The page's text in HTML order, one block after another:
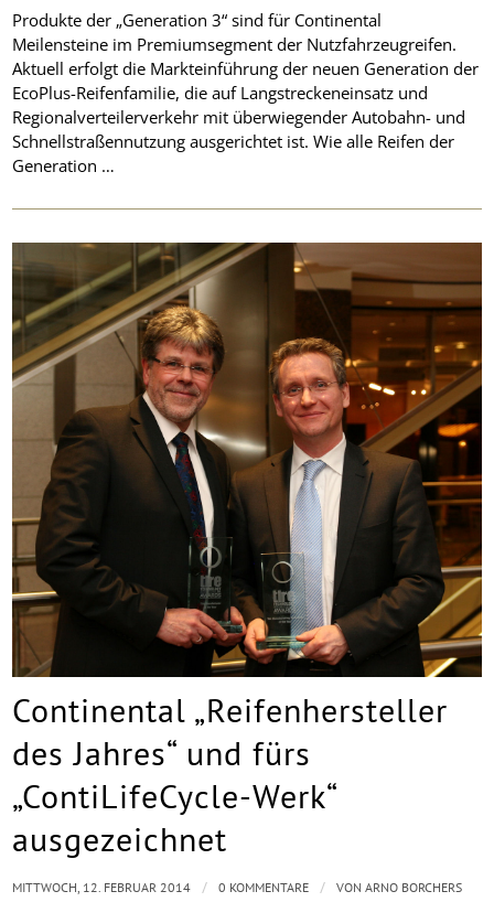
Produkte der „Generation 3“ sind für Continental
Meilensteine im Premiumsegment der Nutzfahrzeugreifen.
Aktuell erfolgt die Markteinführung der neuen Generation der
EcoPlus-Reifenfamilie, die auf Langstreckeneinsatz und
Regionalverteilerverkehr mit überwiegender Autobahn- und
Schnellstraßennutzung ausgerichtet ist. Wie alle Reifen der
Generation …
Continental „Reifenhersteller
des Jahres“ und fürs
„ContiLifeCycle-Werk“
ausgezeichnet
MITTWOCH, 12. FEBRUAR 2014 / 0 KOMMENTARE / VONARNO BORCHERS